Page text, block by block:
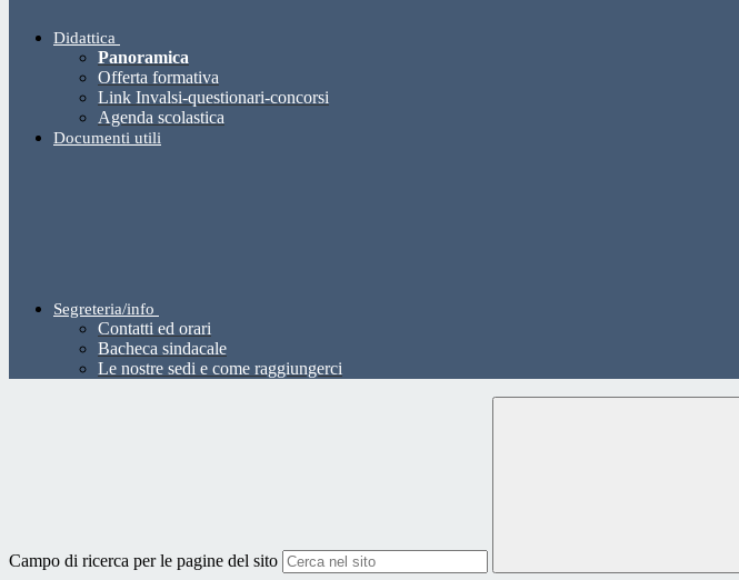
Didattica
Panoramica
Offerta formativa
Link Invalsi-questionari-concorsi
Agenda scolastica
Documenti utili
Segreteria/info
Contatti ed orari
Bacheca sindacale
Le nostre sedi e come raggiungerci
Campo di ricerca per le pagine del sito